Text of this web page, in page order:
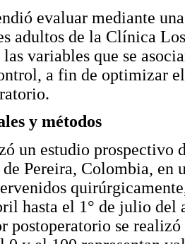
evaluar mediante
adultos de la Clínica
las variables que se
a fin de optimizar
y métodos
un estudio prospectivo
de Pereira, Colombia, en
hasta el 1° de julio
postoperatorio se